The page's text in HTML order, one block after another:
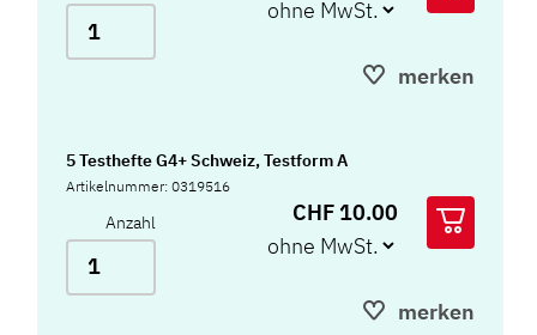
merken
5 Testhefte G4+ Schweiz, Testform A
Artikelnummer: 0319516
Anzahl CHF 10.00
merken